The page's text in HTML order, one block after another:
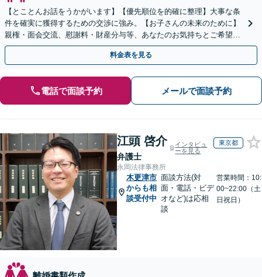
【とことんお話をうかがいます】【優先順位を的確に整理】大事な条
件を確実に獲得するための交渉に強み。【お子さんの未来のために】
親権・面会交流、慰謝料・財産分与等、あなたのお気持ちとご希望を
聞かせてください！【完全個室／子連れ相談可】
料金表を見る
電話で面談予約 メールで面談予約
江頭 啓介
弁護士
インタビュ
ーを見る
東京都
永岡法律事務所
木更津市
からも相
談受付中
面談方法(対
面・電話・ビデ
オなど)は応相
談
営業時間：10:
00~22:00（土
日祝日）